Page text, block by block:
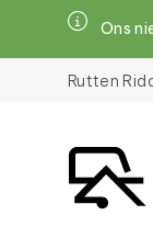
Rutten
Ons